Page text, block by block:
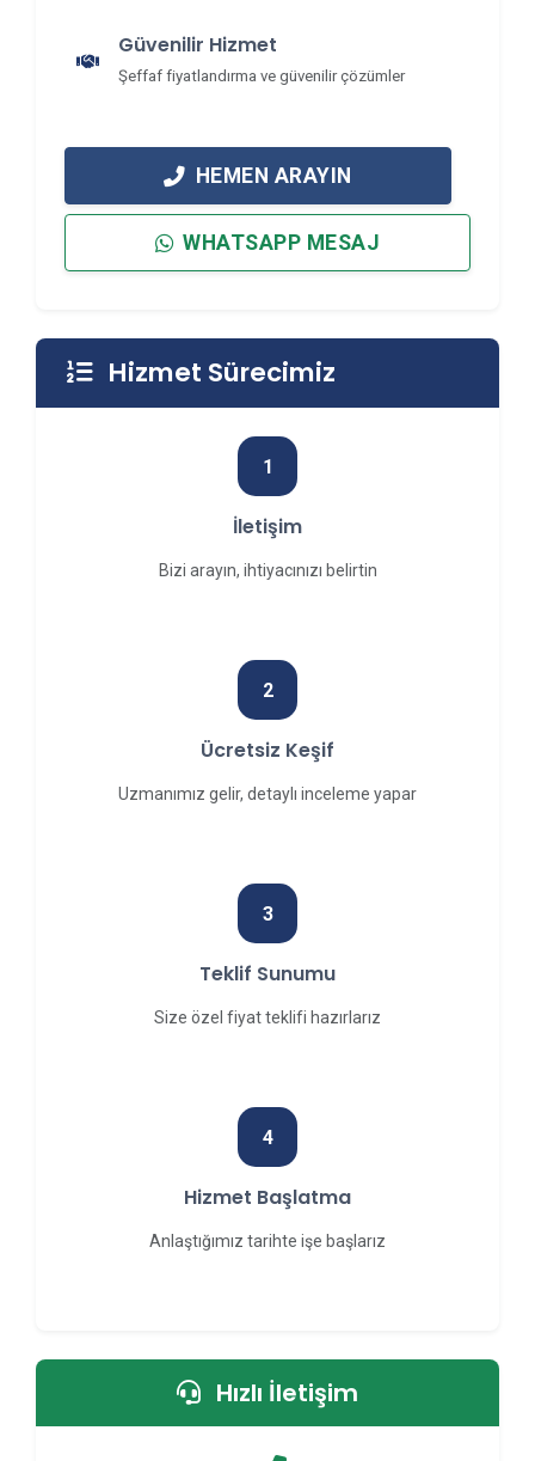
Güvenilir Hizmet
Şeffaf fiyatlandırma ve güvenilir çözümler
HEMEN ARAYIN
WHATSAPP MESAJ
Hizmet Sürecimiz
1
İletişim
Bizi arayın, ihtiyacınızı belirtin
2
Ücretsiz Keşif
Uzmanımız gelir, detaylı inceleme yapar
3
Teklif Sunumu
Size özel fiyat teklifi hazırlarız
4
Hizmet Başlatma
Anlaştığımız tarihte işe başlarız
Hızlı İletişim